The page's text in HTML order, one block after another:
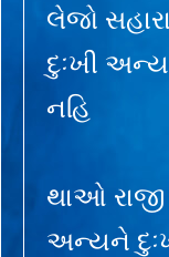
લેજો
દુઃખી
નહિ
થાઓ
અન્યને